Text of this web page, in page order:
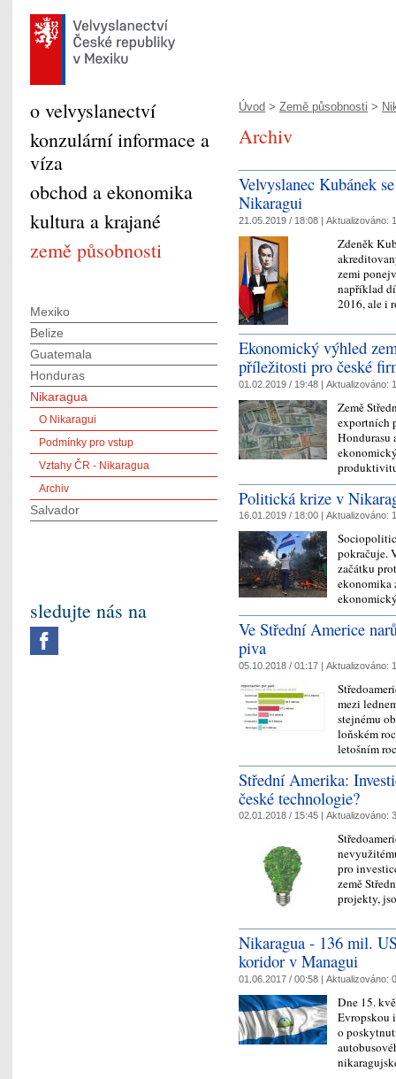
Úvod > Země působnosti >
Archiv
Velvyslanec Kubánek
Nikaragui
21.05.2019 / 18:08 | Aktualizováno:
Zdeněk
zemi
například
2016, ale i
Ekonomický výhled
příležitosti pro české
01.02.2019 / 19:48 | Aktualizováno:
Země
exportních
Hondurasu
Politická krize v
16.01.2019 / 18:00 | Aktualizováno:
pokračuje.
začátku
ekonomika
Ve Střední Americe
piva
05.10.2018 / 01:17 | Aktualizováno:
mezi
stejnému
loňském
letošním
Střední Amerika:
české technologie?
02.01.2018 / 15:45 | Aktualizováno:
pro
země
projekty,
Nikaragua - 136 mil.
koridor v Managui
01.06.2017 / 00:58 | Aktualizováno:
Dne 15.
Evropskou
o
o velvyslanectví
konzulární informace a
víza
obchod a ekonomika
kultura a krajané
země působnosti
Mexiko
Belize
Guatemala
Honduras
Nikaragua
O Nikaragui
Podmínky pro vstup
Vztahy ČR - Nikaragua
Archiv
Salvador
sledujte nás na